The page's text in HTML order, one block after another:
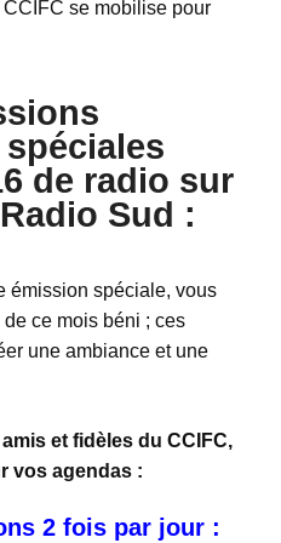
se mobilise pour
de radio sur
Sud :
émission spéciale, vous
ce mois béni ; ces
une ambiance et une
et fidèles du CCIFC,
vos agendas :
2 fois par jour :